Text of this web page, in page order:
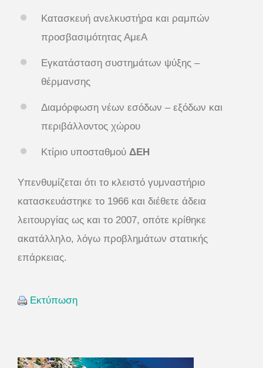
Κατασκευή ανελκυστήρα και ραμπών
προσβασιμότητας ΑμεΑ
Εγκατάσταση συστημάτων ψύξης –
θέρμανσης
Διαμόρφωση νέων εσόδων – εξόδων και
περιβάλλοντος χώρου
Κτίριο υποσταθμού ΔΕΗ
Υπενθυμίζεται ότι το κλειστό γυμναστήριο
κατασκευάστηκε το 1966 και διέθετε άδεια
λειτουργίας ως και το 2007, οπότε κρίθηκε
ακατάλληλο, λόγω προβλημάτων στατικής
επάρκειας.
Εκτύπωση